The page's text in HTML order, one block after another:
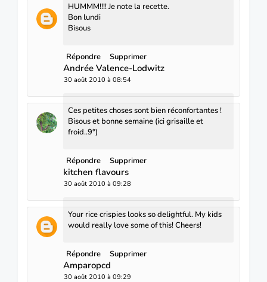
HUMMM!!!! Je note la recette.
Bon lundi
Bisous
Répondre Supprimer
Andrée Valence-Lodwitz
30 août 2010 à 08:54
Ces petites choses sont bien réconfortantes !
Bisous et bonne semaine (ici grisaille et
froid..9°)
Répondre Supprimer
kitchen flavours
30 août 2010 à 09:28
Your rice crispies looks so delightful. My kids
would really love some of this! Cheers!
Répondre Supprimer
Amparopcd
30 août 2010 à 09:29